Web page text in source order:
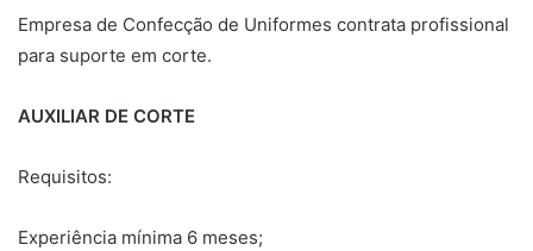
Empresa de Confecção de Uniformes contrata profissional
para suporte em corte.
AUXILIAR DE CORTE
Requisitos:
Experiência mínima 6 meses;